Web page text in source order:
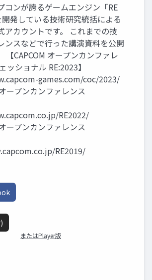
コンが誇るゲームエンジン「RE
開発している技術研究統括による
アカウントです。 これまでの技
ンスなどで行った講演資料を公開
【CAPCOM オープンカンファレ
ッショナル RE:2023】
games.com/coc/2023/
オープンカンファレンス
RE2022/
オープンカンファレンス
RE2019/
またはPlayer版